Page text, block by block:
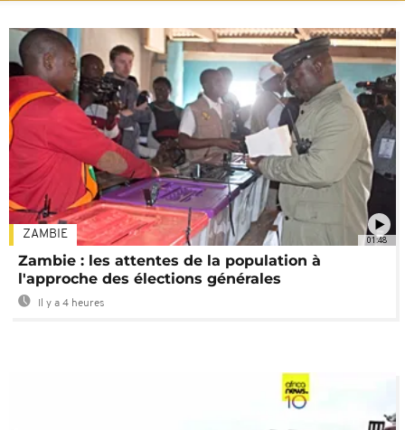
01:48
ZAMBIE
Zambie : les attentes de la population à
l'approche des élections générales
Il y a 4 heures